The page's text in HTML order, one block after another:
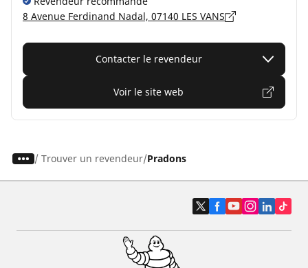
8 Avenue Ferdinand Nadal, 07140 LES VANS
Contacter le revendeur
Voir le site web
/ Trouver un revendeur Pradons